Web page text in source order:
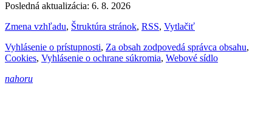
Posledná aktualizácia: 6. 8. 2026
Zmena vzhľadu, Štruktúra stránok, RSS, Vytlačiť
Vyhlásenie o prístupnosti, Za obsah zodpovedá správca obsahu,
Cookies, Vyhlásenie o ochrane súkromia, Webové sídlo
nahoru